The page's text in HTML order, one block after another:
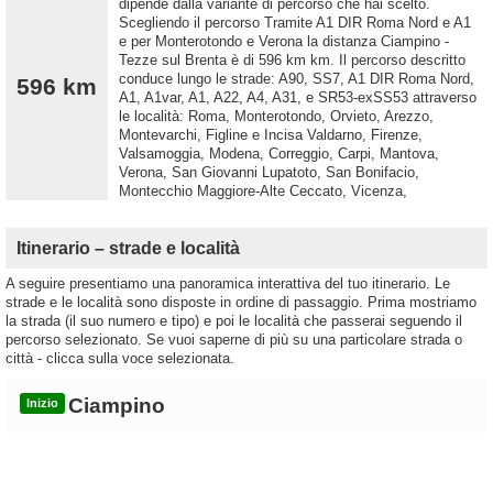
596 km
dipende dalla variante di percorso che hai scelto.
Scegliendo il percorso Tramite A1 DIR Roma Nord e A1
e per Monterotondo e Verona la distanza Ciampino -
Tezze sul Brenta è di 596 km km. Il percorso descritto
conduce lungo le strade: A90, SS7, A1 DIR Roma Nord,
A1, A1var, A1, A22, A4, A31, e SR53-exSS53 attraverso
le località: Roma, Monterotondo, Orvieto, Arezzo,
Montevarchi, Figline e Incisa Valdarno, Firenze,
Valsamoggia, Modena, Correggio, Carpi, Mantova,
Verona, San Giovanni Lupatoto, San Bonifacio,
Montecchio Maggiore-Alte Ceccato, Vicenza,
Itinerario – strade e località
A seguire presentiamo una panoramica interattiva del tuo itinerario. Le
strade e le località sono disposte in ordine di passaggio. Prima mostriamo
la strada (il suo numero e tipo) e poi le località che passerai seguendo il
percorso selezionato. Se vuoi saperne di più su una particolare strada o
città - clicca sulla voce selezionata.
Inizio Ciampino